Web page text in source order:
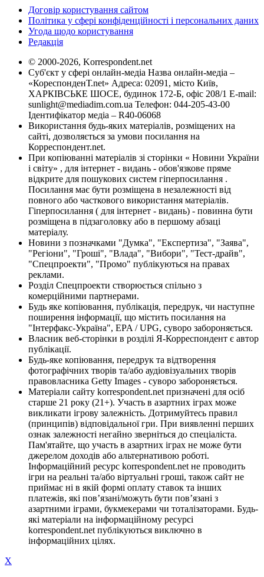
Договір користування сайтом
Політика у сфері конфіденційності і персональних даних
Угода щодо користування
Редакція
© 2000-2026, Korrespondent.net
Суб'єкт у сфері онлайн-медіа Назва онлайн-медіа –
«КореспонденТ.net» Адреса: 02091, місто Київ,
ХАРКІВСЬКЕ ШОСЕ, будинок 172-Б, офіс 208/1 E-mail:
sunlight@mediadim.com.ua Телефон: 044-205-43-00
Ідентифікатор медіа – R40-06068
Використання будь-яких матеріалів, розміщених на
сайті, дозволяється за умови посилання на
Корреспондент.net.
При копіюванні матеріалів зі сторінки « Новини України
і світу» , для інтернет - видань - обов'язкове пряме
відкрите для пошукових систем гіперпосилання .
Посилання має бути розміщена в незалежності від
повного або часткового використання матеріалів.
Гіперпосилання ( для інтернет - видань) - повинна бути
розміщена в підзаголовку або в першому абзаці
матеріалу.
Новини з позначками "Думка", "Експертиза", "Заява",
"Регіони", "Гроші", "Влада", "Вибори", "Тест-драйв",
"Спецпроекти", "Промо" публікуються на правах
реклами.
Розділ Спецпроекти створюється спільно з
комерційними партнерами.
Будь яке копіювання, публікація, передрук, чи наступне
поширення інформації, що містить посилання на
"Інтерфакс-Україна", EPA / UPG, суворо забороняється.
Власник веб-сторінки в розділі Я-Корреспондент є автор
публікації.
Будь-яке копіювання, передрук та відтворення
фотографічних творів та/або аудіовізуальних творів
правовласника Getty Images - суворо забороняється.
Матеріали сайту korrespondent.net призначені для осіб
старше 21 року (21+). Участь в азартних іграх може
викликати ігрову залежність. Дотримуйтесь правил
(принципів) відповідальної гри. При виявленні перших
ознак залежності негайно зверніться до спеціаліста.
Пам'ятайте, що участь в азартних іграх не може бути
джерелом доходів або альтернативою роботі.
Інформаційний ресурс korrespondent.net не проводить
ігри на реальні та/або віртуальні гроші, також сайт не
приймає ні в якій формі оплату ставок та інших
платежів, які пов’язані/можуть бути пов’язані з
азартними іграми, букмекерами чи тоталізаторами. Будь-
які матеріали на інформаційному ресурсі
korrespondent.net публікуються виключно в
інформаційних цілях.
X